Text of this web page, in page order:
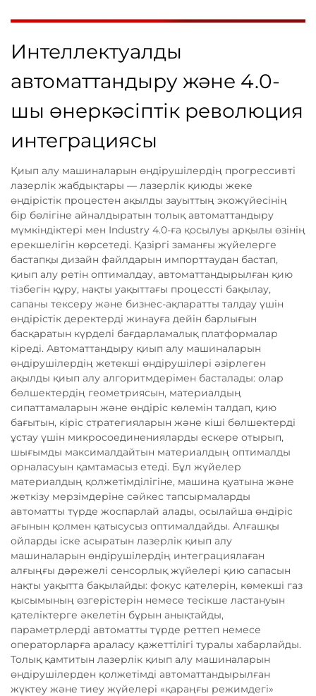
Интеллектуалды
автоматтандыру және 4.0-
шы өнеркәсіптік революция
интеграциясы
Қиып алу машиналарын өндірушілердің прогрессивті
лазерлік жабдықтары — лазерлік қиюды жеке
өндірістік процестен ақылды зауыттың экожүйесінің
бір бөлігіне айналдыратын толық автоматтандыру
мүмкіндіктері мен Industry 4.0-ға қосылуы арқылы өзінің
ерекшелігін көрсетеді. Қазіргі заманғы жүйелерге
бастапқы дизайн файлдарын импорттаудан бастап,
қиып алу ретін оптималдау, автоматтандырылған қию
тізбегін құру, нақты уақыттағы процессті бақылау,
сапаны тексеру және бизнес-ақпаратты талдау үшін
өндірістік деректерді жинауға дейін барлығын
басқаратын күрделі бағдарламалық платформалар
кіреді. Автоматтандыру қиып алу машиналарын
өндірушілердің жетекші өндірушілері әзірлеген
ақылды қиып алу алгоритмдерімен басталады: олар
бөлшектердің геометриясын, материалдың
сипаттамаларын және өндіріс көлемін талдап, қию
бағытын, кіріс стратегияларын және кіші бөлшектерді
ұстау үшін микросоединенияларды ескере отырып,
шығымды максималдайтын материалдың оптималды
орналасуын қамтамасыз етеді. Бұл жүйелер
материалдың қолжетімділігіне, машина қуатына және
жеткізу мерзімдеріне сәйкес тапсырмаларды
автоматты түрде жоспарлай алады, осылайша өндіріс
ағынын қолмен қатысусыз оптималдайды. Алғашқы
ойларды іске асыратын лазерлік қиып алу
машиналарын өндірушілердің интеграциялаған
алғыңғы дәрежелі сенсорлық жүйелері қию сапасын
нақты уақытта бақылайды: фокус қателерін, көмекші газ
қысымының өзгерістерін немесе тесікше ластануын
қателіктерге әкелетін бұрын анықтайды,
параметрлерді автоматты түрде реттеп немесе
операторларға араласу қажеттілігі туралы хабарлайды.
Толық қамтитын лазерлік қиып алу машиналарын
өндірушілерден қолжетімді автоматтандырылған
жүктеу және тиеу жүйелері «қараңғы режимдегі»